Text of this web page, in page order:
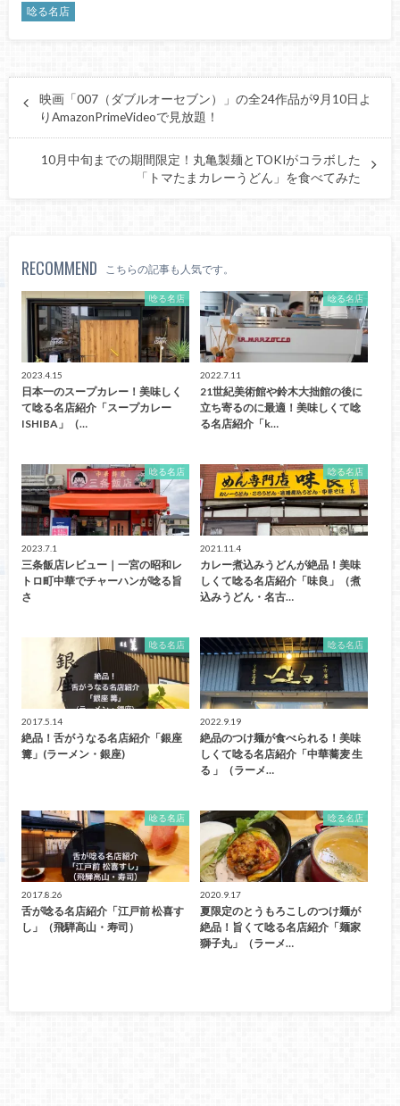
唸る名店
映画「007（ダブルオーセブン）」の全24作品が9月10日よ
りAmazonPrimeVideoで見放題！
10月中旬までの期間限定！丸亀製麺とTOKIがコラボした
「トマたまカレーうどん」を食べてみた
RECOMMEND こちらの記事も人気です。
唸る名店
2023.4.15
日本一のスープカレー！美味しく
て唸る名店紹介「スープカレー
ISHIBA」（…
唸る名店
2022.7.11
21世紀美術館や鈴木大拙館の後に
立ち寄るのに最適！美味しくて唸
る名店紹介「k…
唸る名店
2023.7.1
三条飯店レビュー｜一宮の昭和レ
トロ町中華でチャーハンが唸る旨
さ
唸る名店
2021.11.4
カレー煮込みうどんが絶品！美味
しくて唸る名店紹介「味良」（煮
込みうどん・名古…
唸る名店
2017.5.14
絶品！舌がうなる名店紹介「銀座
篝」(ラーメン・銀座)
唸る名店
2022.9.19
絶品のつけ麺が食べられる！美味
しくて唸る名店紹介「中華蕎麦 生
る 」（ラーメ…
唸る名店
2017.8.26
舌が唸る名店紹介「江戸前 松喜す
し」（飛騨高山・寿司）
唸る名店
2020.9.17
夏限定のとうもろこしのつけ麺が
絶品！旨くて唸る名店紹介「麺家
獅子丸」（ラーメ…